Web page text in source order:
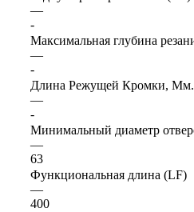
—
-
Максимальная глубина
—
-
Длина Режущей Кромки, Мм.
—
-
Минимальный диаметр
—
63
Функциональная длина (LF)
—
400